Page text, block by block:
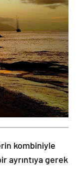
kombiniyle
ayrıntıya gerek